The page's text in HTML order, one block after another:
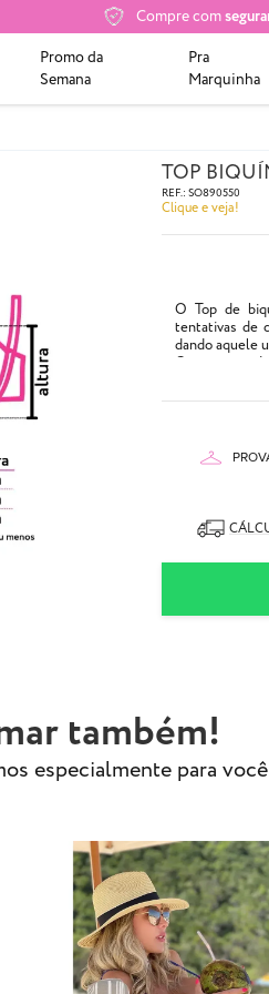
Compre com
Promo da
Semana
Pra
Marquinha
TOP
REF.: SO890550
Clique e veja!
O Top de
tentativas de
dando aquele
Com aro e
Elegante e
- Possui aro
ATENÇÃO:
lavagens. Veja
- Composição:
- Tecido
também!
especialmente para você